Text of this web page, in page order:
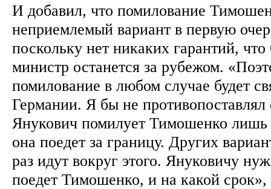
И добавил, что помилование
неприемлемый вариант в первую
поскольку нет никаких гарантий,
министр останется за рубежом.
помилование в любом случае будет
Германии. Я бы не противопоставлял
Янукович помилует Тимошенко лишь
она поедет за границу. Других
раз идут вокруг этого. Януковичу
поедет Тимошенко, и на какой срок»,